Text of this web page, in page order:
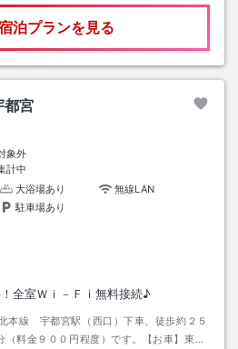
泊プランを見る
都宮
象外
計中
大浴場あり
無線LAN
駐車場あり
全室Ｗｉ－Ｆｉ無料接続♪
北本線 宇都宮駅（西口）下車、徒歩約２５
（料金９００円程度）です。【お車】東北